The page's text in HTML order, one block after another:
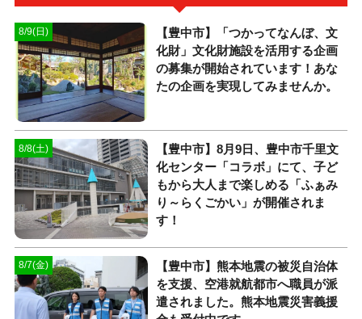
8/9(日)
【豊中市】「つかってなんぼ、文
化財」文化財施設を活用する企画
の募集が開始されています！あな
たの企画を実現してみませんか。
8/8(土)
【豊中市】8月9日、豊中市千里文
化センター「コラボ」にて、子ど
もから大人まで楽しめる「ふぁみ
り～らくごかい」が開催されま
す！
8/7(金)
【豊中市】熊本地震の被災自治体
を支援、空港就航都市へ職員が派
遣されました。熊本地震災害義援